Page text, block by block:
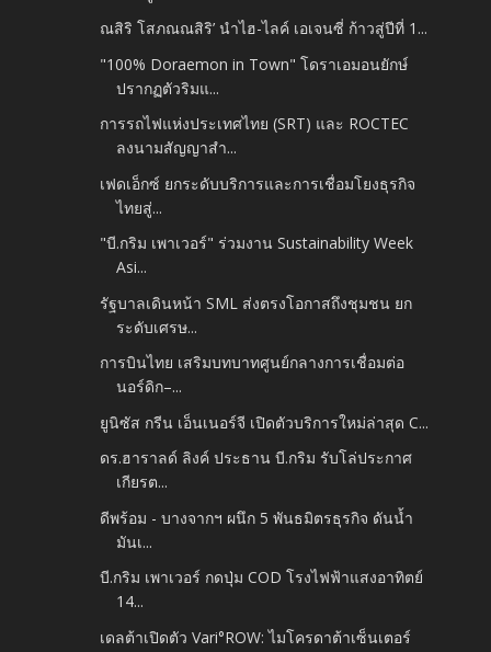
ณสิริ โสภณณสิริ’ นำไฮ-ไลค์ เอเจนซี่ ก้าวสู่ปีที่ 1...
"100% Doraemon in Town" โดราเอมอนยักษ์
ปรากฏตัวริมแ...
การรถไฟแห่งประเทศไทย (SRT) และ ROCTEC
ลงนามสัญญาสำ...
เฟดเอ็กซ์ ยกระดับบริการและการเชื่อมโยงธุรกิจ
ไทยสู่...
"บี.กริม เพาเวอร์" ร่วมงาน Sustainability Week
Asi...
รัฐบาลเดินหน้า SML ส่งตรงโอกาสถึงชุมชน ยก
ระดับเศรษ...
การบินไทย เสริมบทบาทศูนย์กลางการเชื่อมต่อ
นอร์ดิก–...
ยูนิซัส กรีน เอ็นเนอร์จี เปิดตัวบริการใหม่ล่าสุด C...
ดร.ฮาราลด์ ลิงค์ ประธาน บี.กริม รับโล่ประกาศ
เกียรต...
ดีพร้อม - บางจากฯ ผนึก 5 พันธมิตรธุรกิจ ดันน้ำ
มันเ...
บี.กริม เพาเวอร์ กดปุ่ม COD โรงไฟฟ้าแสงอาทิตย์
14...
เดลต้าเปิดตัว Vari°ROW: ไมโครดาต้าเซ็นเตอร์